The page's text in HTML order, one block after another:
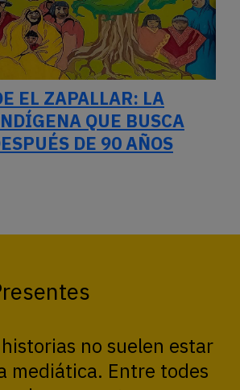
EL ZAPALLAR: LA
QUE BUSCA
DE 90 AÑOS
no suelen estar
mediática. Entre todes